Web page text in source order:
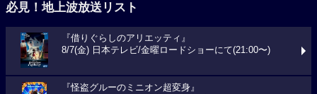
必見！地上波放送リスト
『借りぐらしのアリエッティ』
8/7(金) 日本テレビ/金曜ロードショーにて(21:00〜)
『怪盗グルーのミニオン超変身』